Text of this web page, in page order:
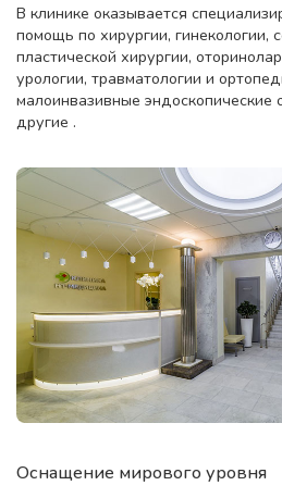
В клинике оказывается
помощь по хирургии, гинекологии,
пластической хирургии,
урологии, травматологии и
малоинвазивные эндоскопические
другие .
Оснащение мирового уровня